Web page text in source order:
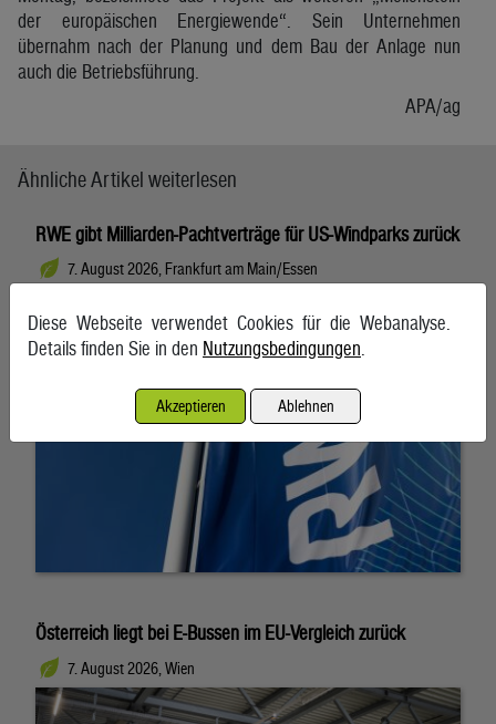
der europäischen Energiewende“. Sein Unternehmen
übernahm nach der Planung und dem Bau der Anlage nun
auch die Betriebsführung.
APA/ag
Ähnliche Artikel weiterlesen
RWE gibt Milliarden-Pachtverträge für US-Windparks zurück
7. August 2026, Frankfurt am Main/Essen
Österreich liegt bei E-Bussen im EU-Vergleich zurück
7. August 2026, Wien
Diese Webseite verwendet Cookies für die Webanalyse.
Details finden Sie in den Nutzungsbedingungen
Akzeptieren Ablehnen